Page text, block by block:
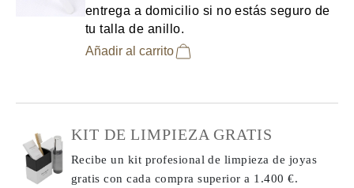
entrega a domicilio si no estás seguro de
tu talla de anillo.
Añadir al carrito
KIT DE LIMPIEZA GRATIS
Recibe un kit profesional de limpieza de joyas
gratis con cada comprasuperior a 1.400 €.